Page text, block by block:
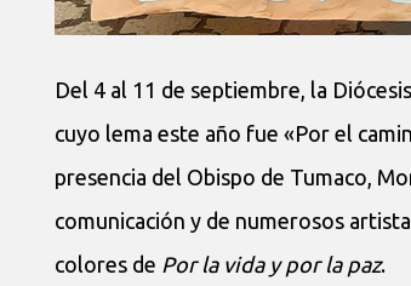
Del 4 al 11 de septiembre, la
cuyo lema este año fue «Por el
presencia del Obispo de Tumaco,
comunicación y de numerosos
colores de Por la vida y por la paz.